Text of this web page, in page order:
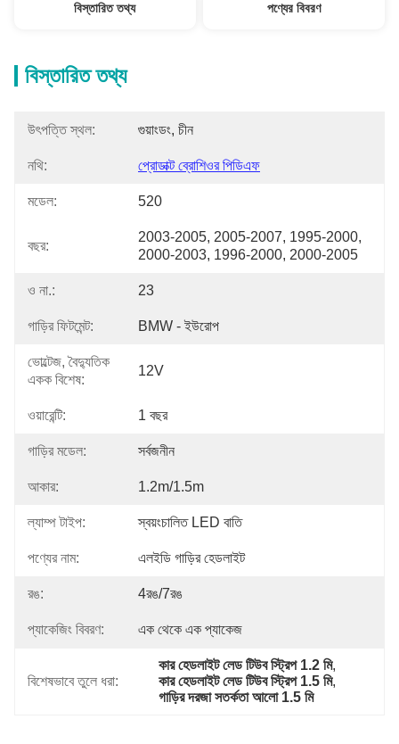
বিস্তারিত তথ্য পণ্যের বিবরণ
বিস্তারিত তথ্য
উৎপত্তি স্থল: গুয়াংডং, চীন
নথি: প্রোডাক্ট ব্রোশিওর পিডিএফ
মডেল: 520
বছর:
2003-2005, 2005-2007, 1995-2000,
2000-2003, 1996-2000, 2000-2005
ও না.: 23
গাড়ির ফিটমেন্ট: BMW - ইউরোপ
ভোল্টেজ, বৈদ্যুতিক
একক বিশেষ:
12V
ওয়ারেন্টি: 1 বছর
গাড়ির মডেল: সর্বজনীন
আকার: 1.2m/1.5m
ল্যাম্প টাইপ: স্বয়ংচালিত LED বাতি
পণ্যের নাম: এলইডি গাড়ির হেডলাইট
রঙ: 4রঙ/7রঙ
প্যাকেজিং বিবরণ: এক থেকে এক প্যাকেজ
বিশেষভাবে তুলে ধরা:
কার হেডলাইট লেড টিউব স্ট্রিপ 1.2 মি,
কার হেডলাইট লেড টিউব স্ট্রিপ 1.5 মি,
গাড়ির দরজা সতর্কতা আলো 1.5 মি